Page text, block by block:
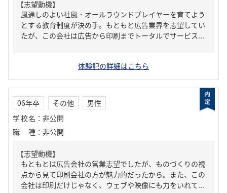
【志望動機】
風通しのよい社風・オールラウンドプレイヤーを育てよう
とする教育制度が決め手。もともと広告業界を志望してい
たが、この会社は広告から印刷までトータルでサービス...
体験記の詳細はこちら
06年卒 その他
男性
学校名 ： 非公開
職種 ： 非公開
【志望動機】
もともとは広告会社の営業志望でしたが、ものづくりの視
点から見て印刷会社の方が魅力的だったから。また、この
会社は印刷だけじゃなく、ウェブや映像にも力をいれて...